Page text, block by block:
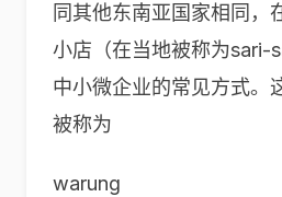
同其他东南亚国家相同，
小店（在当地被称为sari-
中小微企业的常见方式。
被称为
warung